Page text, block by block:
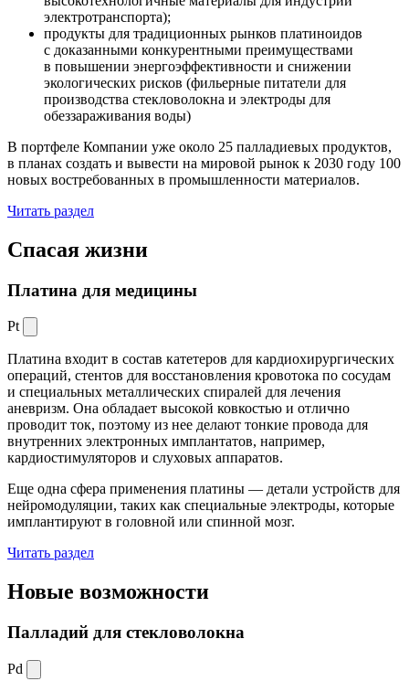
электротранспорта);
продукты для традиционных рынков платиноидов
с доказанными конкурентными преимуществами
в повышении энергоэффективности и снижении
экологических рисков (фильерные питатели для
производства стекловолокна и электроды для
обеззараживания воды)
В портфеле Компании уже около 25 палладиевых продуктов,
в планах создать и вывести на мировой рынок к 2030 году 100
новых востребованных в промышленности материалов.
Читать раздел
Спасая жизни
Платина для медицины
Pt
Платина входит в состав катетеров для кардиохирургических
операций, стентов для восстановления кровотока по сосудам
и специальных металлических спиралей для лечения
аневризм. Она обладает высокой ковкостью и отлично
проводит ток, поэтому из нее делают тонкие провода для
внутренних электронных имплантатов, например,
кардиостимуляторов и слуховых аппаратов.
Еще одна сфера применения платины — детали устройств для
нейромодуляции, таких как специальные электроды, которые
имплантируют в головной или спинной мозг.
Читать раздел
Новые возможности
Палладий для стекловолокна
Pd